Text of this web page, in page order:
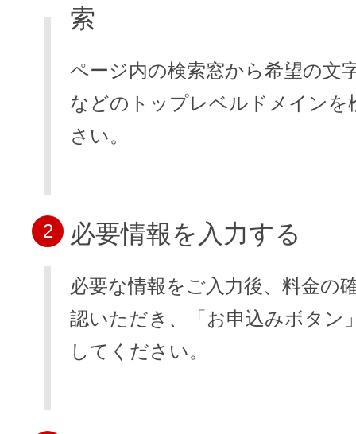
索
ページ内の検索窓から希望の文
などのトップレベルドメインを
さい。
2 必要情報を入力する
必要な情報をご入力後、料金の
認いただき、「お申込みボタン
してください。